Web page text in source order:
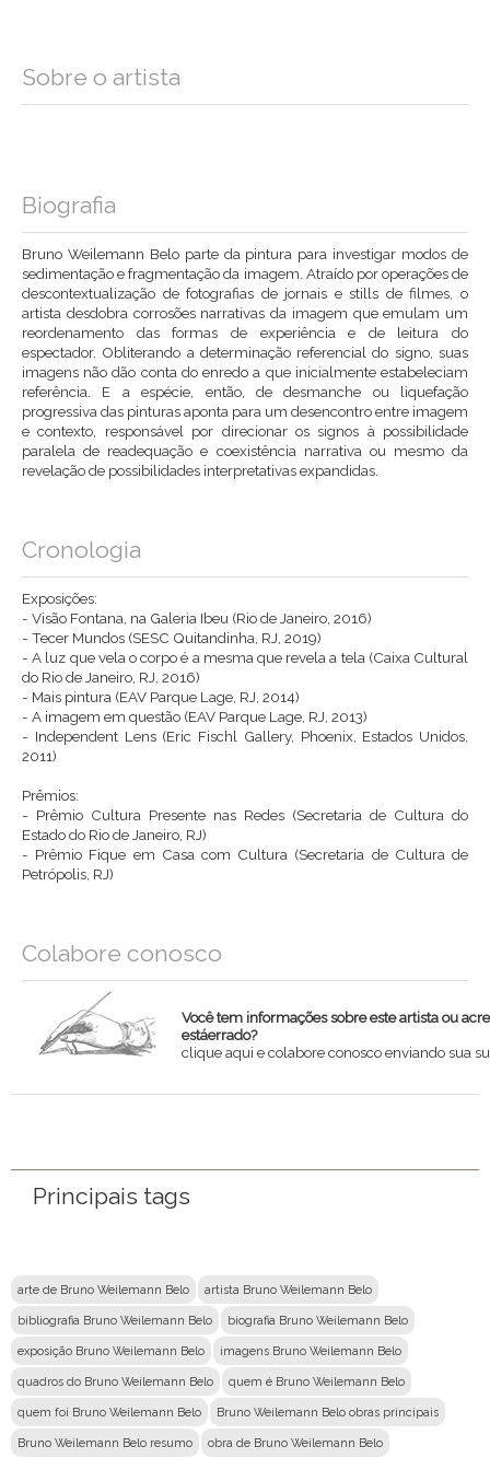
Sobre o artista
Biografia
Bruno Weilemann Belo parte da pintura para investigar modos de
sedimentação e fragmentação da imagem. Atraído por operações de
descontextualização de fotografias de jornais e stills de filmes, o
artista desdobra corrosões narrativas da imagem que emulam um
reordenamento das formas de experiência e de leitura do
espectador. Obliterando a determinação referencial do signo, suas
imagens não dão conta do enredo a que inicialmente estabeleciam
referência. E a espécie, então, de desmanche ou liquefação
progressiva das pinturas aponta para um desencontro entre imagem
e contexto, responsável por direcionar os signos à possibilidade
paralela de readequação e coexistência narrativa ou mesmo da
revelação de possibilidades interpretativas expandidas.
Cronologia
Exposições:
- Visão Fontana, na Galeria Ibeu (Rio de Janeiro, 2016)
- Tecer Mundos (SESC Quitandinha, RJ, 2019)
- A luz que vela o corpo é a mesma que revela a tela (Caixa Cultural
do Rio de Janeiro, RJ, 2016)
- Mais pintura (EAV Parque Lage, RJ, 2014)
- A imagem em questão (EAV Parque Lage, RJ, 2013)
- Independent Lens (Eric Fischl Gallery, Phoenix, Estados Unidos,
2011)
Prêmios:
- Prêmio Cultura Presente nas Redes (Secretaria de Cultura do
Estado do Rio de Janeiro, RJ)
- Prêmio Fique em Casa com Cultura (Secretaria de Cultura de
Petrópolis, RJ)
Colabore conosco
Você tem informações sobre este artista ou
estáerrado?
clique aqui e colabore conosco enviando sua
Principais tags
arte de Bruno Weilemann Belo artista Bruno Weilemann Belo
bibliografia Bruno Weilemann Belo biografia Bruno Weilemann Belo
exposição Bruno Weilemann Belo imagens Bruno Weilemann Belo
quadros do Bruno Weilemann Belo quem é Bruno Weilemann Belo
quem foi Bruno Weilemann Belo Bruno Weilemann Belo obras principais
Bruno Weilemann Belo resumo obra de Bruno Weilemann Belo